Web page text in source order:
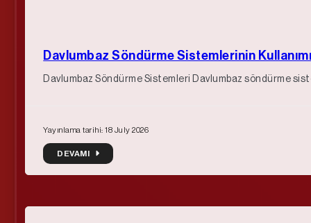
Davlumbaz Söndürme Sistemlerinin
Davlumbaz Söndürme Sistemleri Davlumbaz söndürme
Yayınlama tarihi: 18 July 2026
DEVAMI
DEVAMI